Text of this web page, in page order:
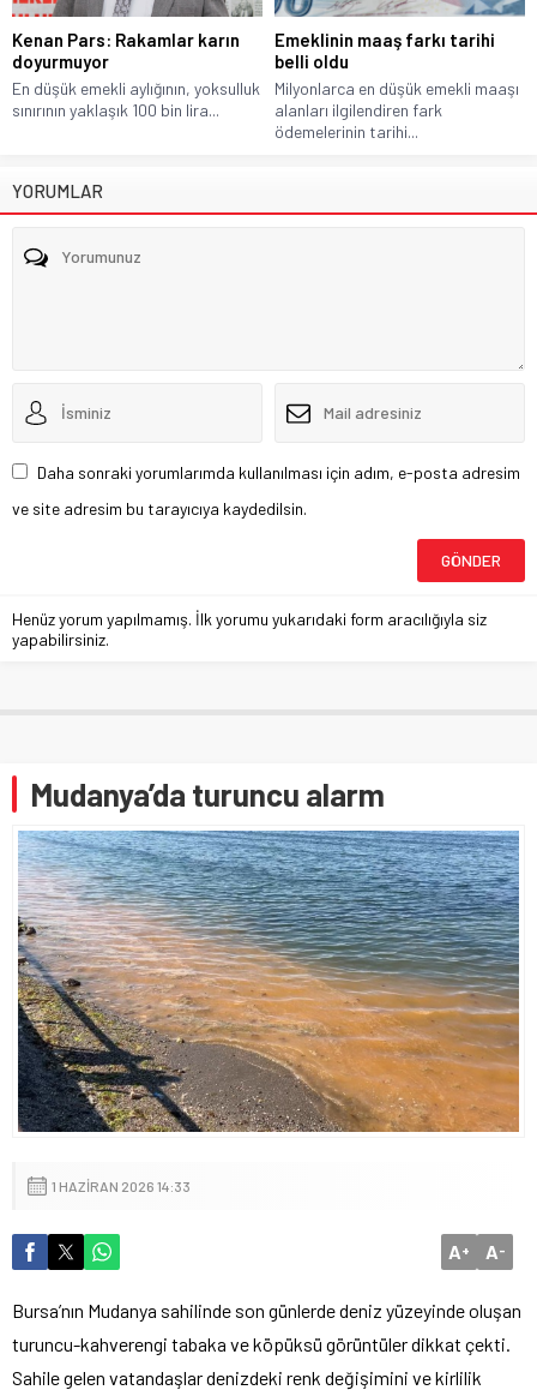
Kenan Pars: Rakamlar karın
doyurmuyor
En düşük emekli aylığının, yoksulluk
sınırının yaklaşık 100 bin lira...
Emeklinin maaş farkı tarihi
belli oldu
Milyonlarca en düşük emekli maaşı
alanları ilgilendiren fark
ödemelerinin tarihi...
YORUMLAR
Daha sonraki yorumlarımda kullanılması için adım, e-posta adresim
ve site adresim bu tarayıcıya kaydedilsin.
Henüz yorum yapılmamış. İlk yorumu yukarıdaki form aracılığıyla siz
yapabilirsiniz.
Mudanya’da turuncu alarm
1 HAZIRAN 2026 14:33
A+ A-
Bursa’nın Mudanya sahilinde son günlerde deniz yüzeyinde oluşan
turuncu-kahverengi tabaka ve köpüksü görüntüler dikkat çekti.
Sahile gelen vatandaşlar denizdeki renk değişimini ve kirlilik